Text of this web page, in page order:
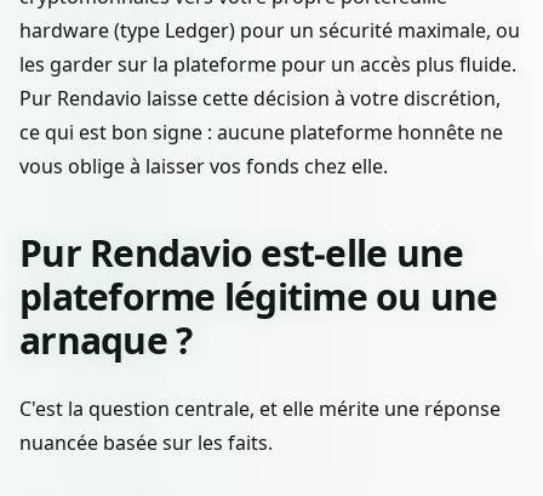
hardware (type Ledger) pour un sécurité maximale, ou
les garder sur la plateforme pour un accès plus fluide.
Pur Rendavio laisse cette décision à votre discrétion,
ce qui est bon signe : aucune plateforme honnête ne
vous oblige à laisser vos fonds chez elle.
Pur Rendavio est-elle une
plateforme légitime ou une
arnaque ?
C'est la question centrale, et elle mérite une réponse
nuancée basée sur les faits.